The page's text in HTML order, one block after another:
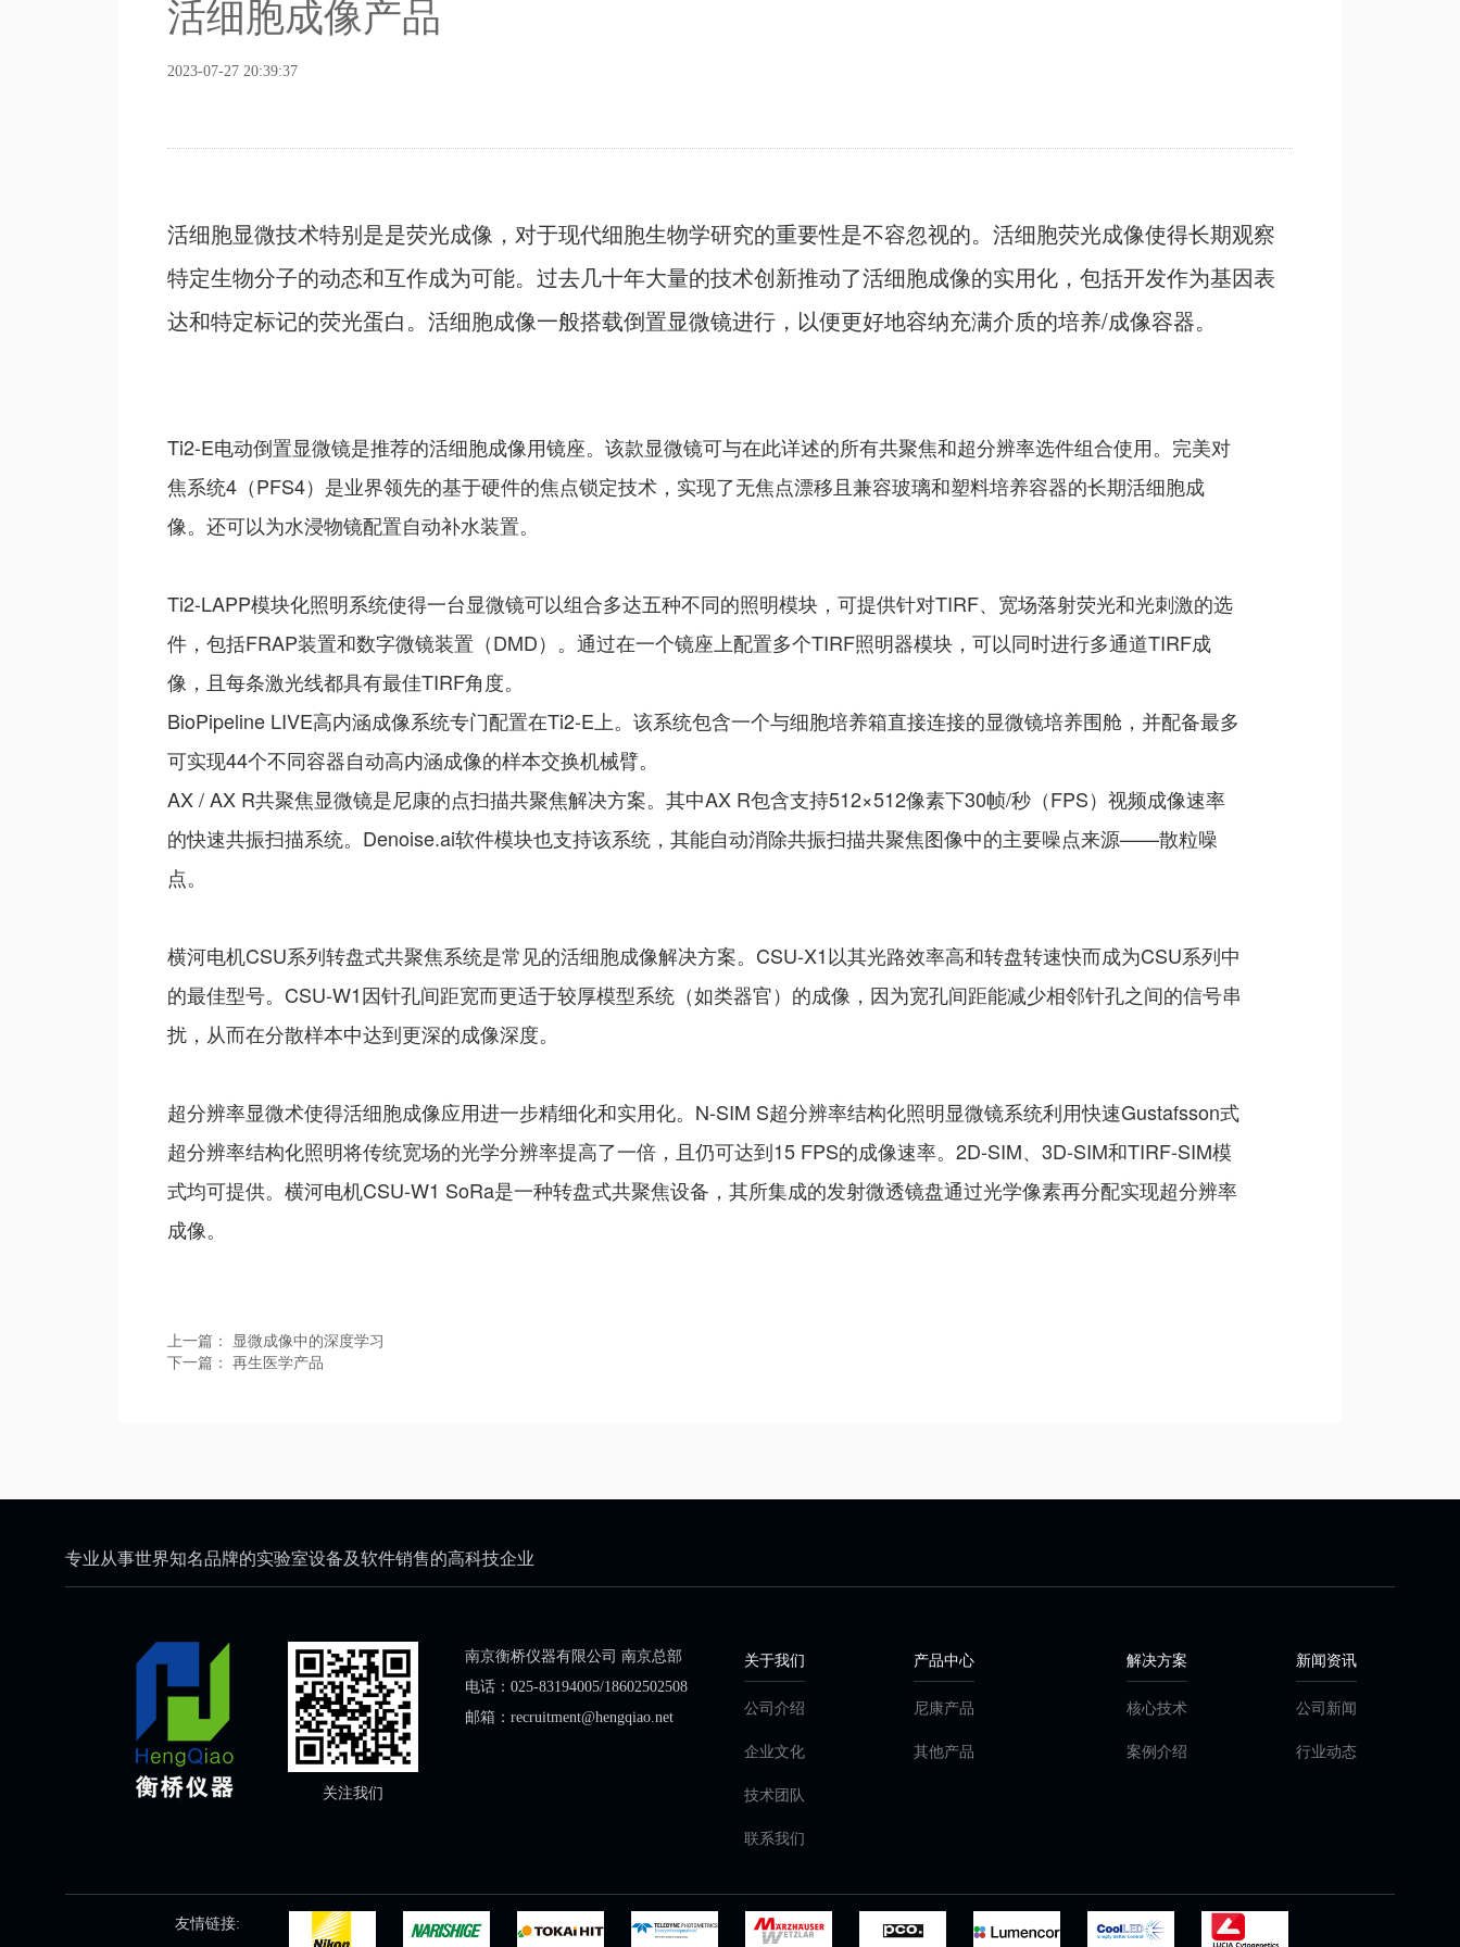
活细胞成像产品
2023-07-27 20:39:37
活细胞显微技术特别是是荧光成像，对于现代细胞生物学研究的重要性是不容忽视的。活细胞荧光成像使得长期观察
特定生物分子的动态和互作成为可能。过去几十年大量的技术创新推动了活细胞成像的实用化，包括开发作为基因表
达和特定标记的荧光蛋白。活细胞成像一般搭载倒置显微镜进行，以便更好地容纳充满介质的培养/成像容器。
Ti2-E电动倒置显微镜是推荐的活细胞成像用镜座。该款显微镜可与在此详述的所有共聚焦和超分辨率选件组合使用。完美对
焦系统4（PFS4）是业界领先的基于硬件的焦点锁定技术，实现了无焦点漂移且兼容玻璃和塑料培养容器的长期活细胞成
像。还可以为水浸物镜配置自动补水装置。
Ti2-LAPP模块化照明系统使得一台显微镜可以组合多达五种不同的照明模块，可提供针对TIRF、宽场落射荧光和光刺激的选
件，包括FRAP装置和数字微镜装置（DMD）。通过在一个镜座上配置多个TIRF照明器模块，可以同时进行多通道TIRF成
像，且每条激光线都具有最佳TIRF角度。
BioPipeline LIVE高内涵成像系统专门配置在Ti2-E上。该系统包含一个与细胞培养箱直接连接的显微镜培养围舱，并配备最多
可实现44个不同容器自动高内涵成像的样本交换机械臂。
AX / AX R共聚焦显微镜是尼康的点扫描共聚焦解决方案。其中AX R包含支持512×512像素下30帧/秒（FPS）视频成像速率
的快速共振扫描系统。Denoise.ai软件模块也支持该系统，其能自动消除共振扫描共聚焦图像中的主要噪点来源——散粒噪
点。
横河电机CSU系列转盘式共聚焦系统是常见的活细胞成像解决方案。CSU-X1以其光路效率高和转盘转速快而成为CSU系列中
的最佳型号。CSU-W1因针孔间距宽而更适于较厚模型系统（如类器官）的成像，因为宽孔间距能减少相邻针孔之间的信号串
扰，从而在分散样本中达到更深的成像深度。
超分辨率显微术使得活细胞成像应用进一步精细化和实用化。N-SIM S超分辨率结构化照明显微镜系统利用快速Gustafsson式
超分辨率结构化照明将传统宽场的光学分辨率提高了一倍，且仍可达到15 FPS的成像速率。2D-SIM、3D-SIM和TIRF-SIM模
式均可提供。横河电机CSU-W1 SoRa是一种转盘式共聚焦设备，其所集成的发射微透镜盘通过光学像素再分配实现超分辨率
成像。
上一篇：
显微成像中的深度学习
下一篇：
再生医学产品
专业从事世界知名品牌的实验室设备及软件销售的高科技企业
关注我们
南京衡桥仪器有限公司 南京总部
电话：025-83194005/18602502508
邮箱：recruitment@hengqiao.net
关于我们
公司介绍
企业文化
技术团队
联系我们
产品中心
尼康产品
其他产品
解决方案
核心技术
案例介绍
新闻资讯
公司新闻
行业动态
友情链接: